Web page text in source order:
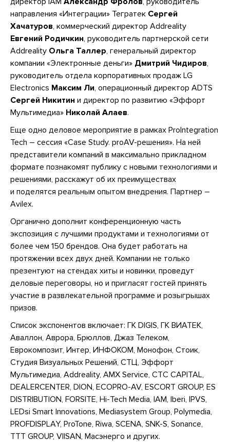
направления «Интеграции» Тегратек Сергей
Хачатуров, коммерческий директор Addreality
Евгений Родичкин, руководитель партнерской сети
Addreality Ольга Таллер, генеральный директор
компании «Электронные деньги» Дмитрий Чидиров,
руководитель отдела корпоративных продаж LG
Electronics Максим Ли, операционный директор ADTS
Сергей Никитин и директор по развитию «Эффорт
Мультимедиа» Николай Алаев.
Еще одно деловое мероприятие в рамках ProIntegration
Tech – сессия «Сase Study. proAV-решения». На ней
представители компаний в максимально прикладном
формате познакомят публику с новыми технологиями и
решениями, расскажут об их преимуществах
и поделятся реальным опытом внедрения. Партнер –
Avilex.
Органично дополнит конференционную часть
экспозиция с лучшими продуктами и технологиями от
более чем 150 брендов. Она будет работать на
протяжении всех двух дней. Компании не только
презентуют на стендах хиты и новинки, проведут
деловые переговоры, но и пригласят гостей принять
участие в развлекательной программе и розыгрышах
призов.
Список экспонентов включает: ГК DIGIS, ГК ВИАТЕК,
Аваллон, Аврора, Брюллов, Джаз Телеком,
Еврокомпозит, Интер, ИНФОКОМ, Монофон, Стоик,
Студия Визуальных Решений, СТЦ, Эффорт
Мультимедиа, Addreality, AMX Service, CTC CAPITAL,
DEALERCENTER, DION, ECOPRO-AV, ESCORT GROUP, ES
DISTRIBUTION, FORSITE, Hi-Tech Media, IAM, Iberi, IPVS,
LEDsi Smart Innovations, Mediasystem Group, Polymedia,
PROFDISPLAY, ProTone, Riwa, SCENA, SNK-S, Sonance,
TTT GROUP, VIISAN, Масэнерго и других.